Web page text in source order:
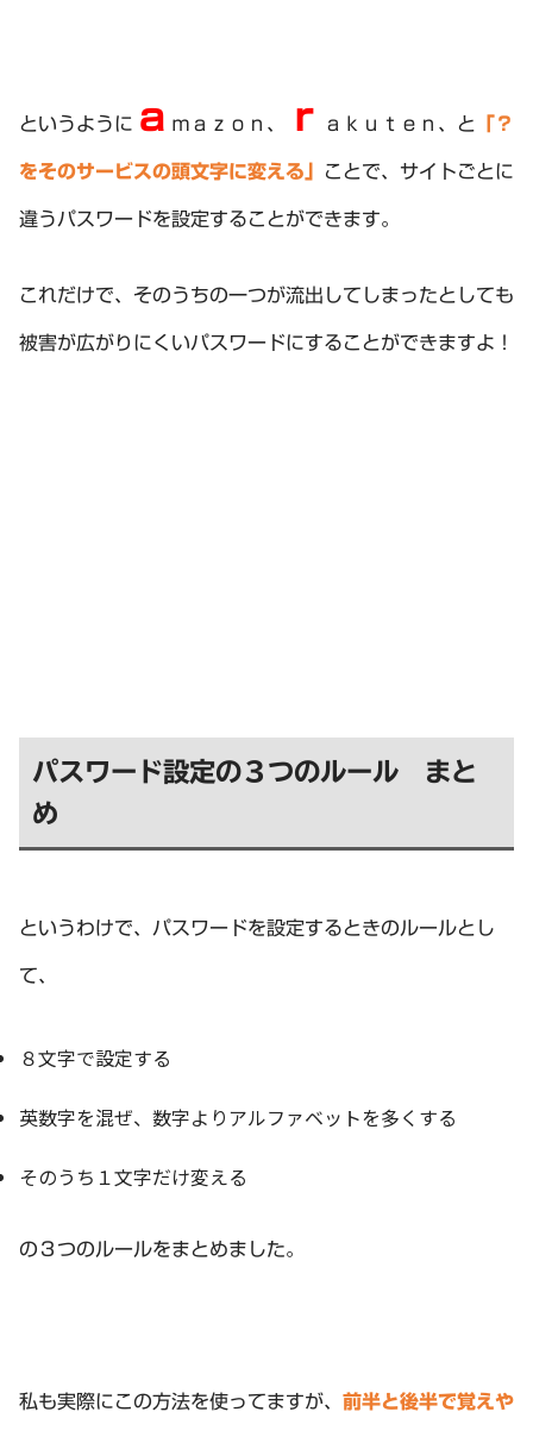
というように ａ ｍａｚｏｎ、 ｒ ａｋｕｔｅｎ、と 「？
をそのサービスの頭文字に変える」 ことで、サイトごとに
違うパスワードを設定することができます。
これだけで、そのうちの一つが流出してしまったとしても
被害が広がりにくいパスワードにすることができますよ！
パスワード設定の３つのルール まと
め
というわけで、パスワードを設定するときのルールとし
て、
８文字で設定する
英数字を混ぜ、数字よりアルファベットを多くする
そのうち１文字だけ変える
の３つのルールをまとめました。
私も実際にこの方法を使ってますが、 前半と後半で覚えや